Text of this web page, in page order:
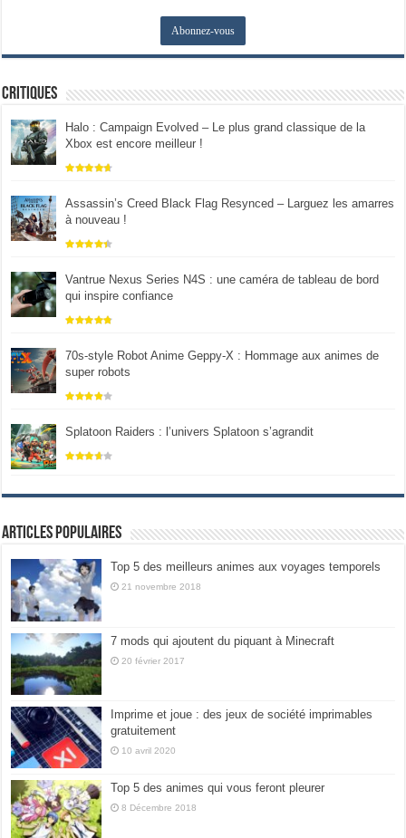
Critiques
Halo : Campaign Evolved – Le plus grand classique de la
Xbox est encore meilleur !
Assassin’s Creed Black Flag Resynced – Larguez les amarres
à nouveau !
Vantrue Nexus Series N4S : une caméra de tableau de bord
qui inspire confiance
70s-style Robot Anime Geppy-X : Hommage aux animes de
super robots
Splatoon Raiders : l’univers Splatoon s’agrandit
Articles populaires
Top 5 des meilleurs animes aux voyages temporels
21 novembre 2018
7 mods qui ajoutent du piquant à Minecraft
20 février 2017
Imprime et joue : des jeux de société imprimables
gratuitement
10 avril 2020
Top 5 des animes qui vous feront pleurer
8 Décembre 2018